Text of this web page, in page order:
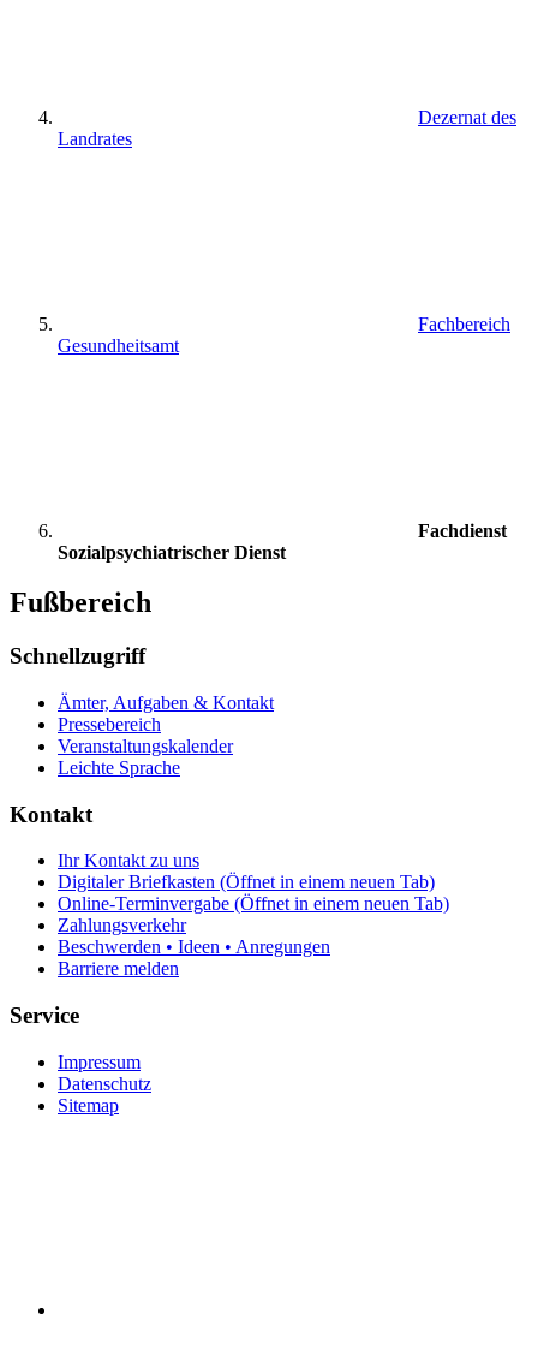
Dezernat des
Landrates
Fachbereich
Gesundheitsamt
Fachdienst
Sozialpsychiatrischer Dienst
Fußbereich
Schnellzugriff
Ämter, Aufgaben & Kontakt
Pressebereich
Veranstaltungskalender
Leichte Sprache
Kontakt
Ihr Kontakt zu uns
Digitaler Briefkasten (Öffnet in einem neuen Tab)
Online-Terminvergabe (Öffnet in einem neuen Tab)
Zahlungsverkehr
Beschwerden • Ideen • Anregungen
Barriere melden
Service
Impressum
Datenschutz
Sitemap